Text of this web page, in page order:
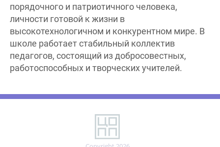
личности готовой к жизни в
высокотехнологичном и конкурентном мире. В
школе работает стабильный коллектив
педагогов, состоящий из добросовестных,
работоспособных и творческих учителей.
Copyright 2026
Центр опережающей